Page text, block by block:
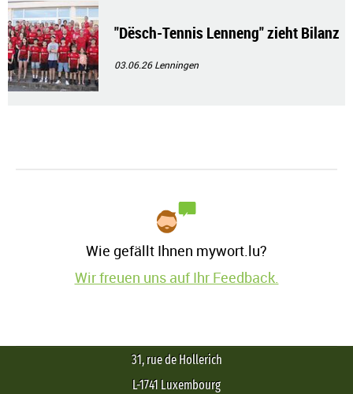
"Dësch-Tennis Lenneng" zieht Bilanz
03.06.26Lenningen
Wie gefällt Ihnen mywort.lu?
Wir freuen uns auf Ihr Feedback.
31, rue de Hollerich
L-1741 Luxembourg